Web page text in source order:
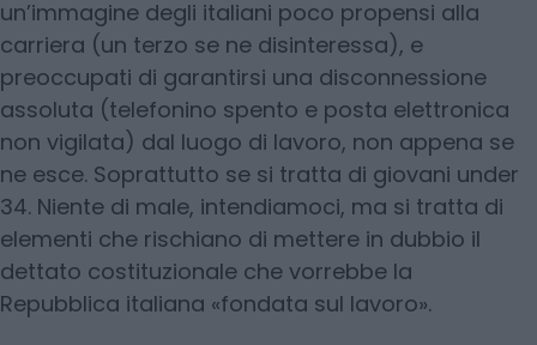
un’immagine degli italiani poco propensi alla
carriera (un terzo se ne disinteressa), e
preoccupati di garantirsi una disconnessione
assoluta (telefonino spento e posta elettronica
non vigilata) dal luogo di lavoro, non appena se
ne esce. Soprattutto se si tratta di giovani under
34. Niente di male, intendiamoci, ma si tratta di
elementi che rischiano di mettere in dubbio il
dettato costituzionale che vorrebbe la
Repubblica italiana «fondata sul lavoro».